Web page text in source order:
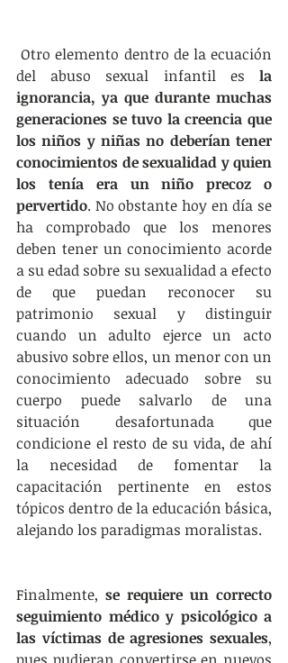
Otro elemento dentro de la ecuación
del abuso sexual infantil es la
ignorancia, ya que durante muchas
generaciones se tuvo la creencia que
los niños y niñas no deberían tener
conocimientos de sexualidad y quien
los tenía era un niño precoz o
pervertido. No obstante hoy en día se
ha comprobado que los menores
deben tener un conocimiento acorde
a su edad sobre su sexualidad a efecto
de que puedan reconocer su
patrimonio sexual y distinguir
cuando un adulto ejerce un acto
abusivo sobre ellos, un menor con un
conocimiento adecuado sobre su
cuerpo puede salvarlo de una
situación desafortunada que
condicione el resto de su vida, de ahí
la necesidad de fomentar la
capacitación pertinente en estos
tópicos dentro de la educación básica,
alejando los paradigmas moralistas.
Finalmente, se requiere un correcto
seguimiento médico y psicológico a
las víctimas de agresiones sexuales,